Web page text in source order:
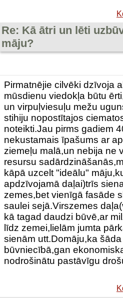
Re: Kā ātri un lēti
māju?
Pirmatnējie cilvēki dzīvoja
mūsdienu viedokļa būtu
un virpuļviesuļu mežu
stihiju nopostītajos
noteikti.Jau pirms gadiem
nekustamais īpašums ar
ziemeļu malā,un nebija ne
resursu
kāpā uzcelt "ideālu"
apdzīvojamā daļai)trīs
zemes,bet vienīgā fasāde
saulei sejā.Virszemes
kā tagad daudzi būvē,ar
līdz zemei,lielām jumta
sienām utt.Domāju,ka
būvniecībā,gan
nodrošinātu pastāvīgu